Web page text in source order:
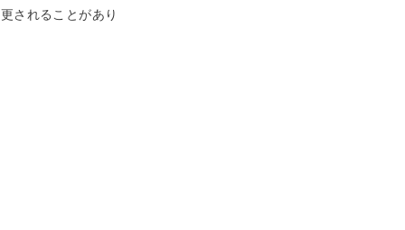
されることがあり